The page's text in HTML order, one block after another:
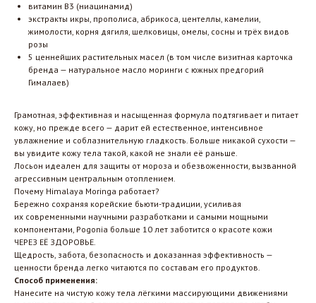
витамин B3 (ниацинамид)
экстракты икры, прополиса, абрикоса, центеллы, камелии,
жимолости, корня дягиля, шелковицы, омелы, сосны и трёх видов
розы
5 ценнейших растительных масел (в том числе визитная карточка
бренда — натуральное масло моринги с южных предгорий
Гималаев)
Грамотная, эффективная и насыщенная формула подтягивает и питает
кожу, но прежде всего — дарит ей естественное, интенсивное
увлажнение и соблазнительную гладкость. Больше никакой сухости —
вы увидите кожу тела такой, какой не знали её раньше.
Лосьон идеален для защиты от мороза и обезвоженности, вызванной
агрессивным центральным отоплением.
Почему Himalaya Moringa работает?
Бережно сохраняя корейские бьюти-традиции, усиливая
их современными научными разработками и самыми мощными
компонентами, Pogonia больше 10 лет заботится о красоте кожи
ЧЕРЕЗ ЕЁ ЗДОРОВЬЕ.
Щедрость, забота, безопасность и доказанная эффективность —
ценности бренда легко читаются по составам его продуктов.
Способ применения:
Нанесите на чистую кожу тела лёгкими массирующими движениями